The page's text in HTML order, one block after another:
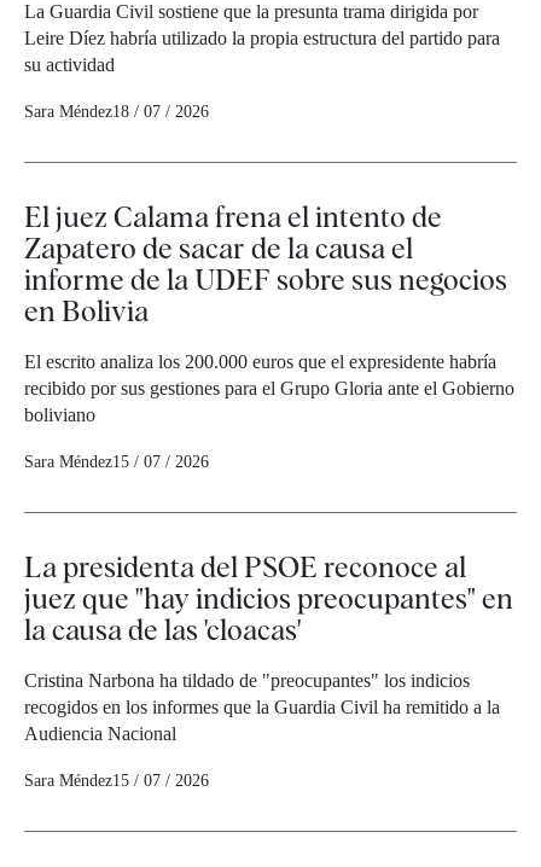
La Guardia Civil sostiene que la presunta trama dirigida por
Leire Díez habría utilizado la propia estructura del partido para
su actividad
Sara Méndez18 / 07 / 2026
El juez Calama frena el intento de
Zapatero de sacar de la causa el
informe de la UDEF sobre sus negocios
en Bolivia
El escrito analiza los 200.000 euros que el expresidente habría
recibido por sus gestiones para el Grupo Gloria ante el Gobierno
boliviano
Sara Méndez15 / 07 / 2026
La presidenta del PSOE reconoce al
juez que "hay indicios preocupantes" en
la causa de las 'cloacas'
Cristina Narbona ha tildado de "preocupantes" los indicios
recogidos en los informes que la Guardia Civil ha remitido a la
Audiencia Nacional
Sara Méndez15 / 07 / 2026